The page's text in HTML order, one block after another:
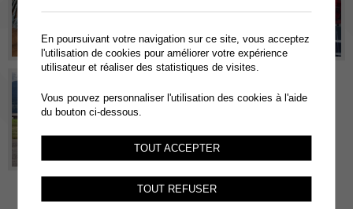
En poursuivant votre navigation sur ce site, vous acceptez
l'utilisation de cookies pour améliorer votre expérience
utilisateur et réaliser des statistiques de visites.
Vous pouvez personnaliser l'utilisation des cookies à l'aide
du bouton ci-dessous.
TOUT ACCEPTER
TOUT REFUSER